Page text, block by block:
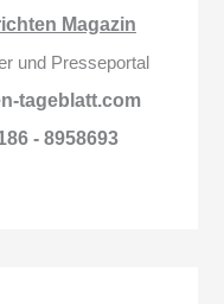
Magazin
und Presseportal
tageblatt.com
- 8958693